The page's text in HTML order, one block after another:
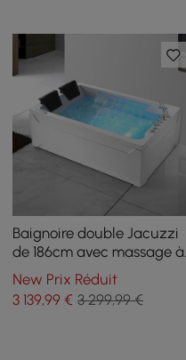
Baignoire double Jacuzzi
de 186cm avec massage à
jets, thermostat et LED
New Prix Réduit
3 139,99 € 3 299,99 €